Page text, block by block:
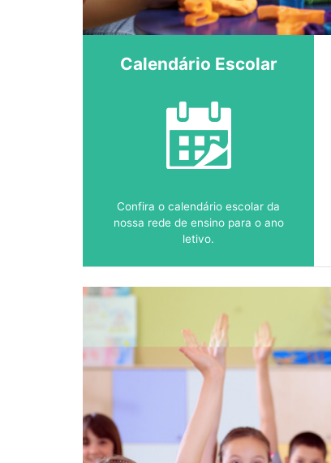
Calendário Escolar
Confira o calendário escolar da
nossa rede de ensino para o ano
letivo.